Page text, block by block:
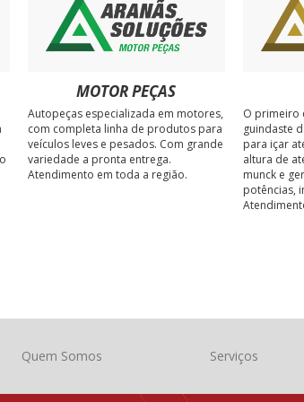
MOTOR PEÇAS
Autopeças especializada em motores,
com completa linha de produtos para
veículos leves e pesados. Com grande
variedade a pronta entrega.
Atendimento em toda a região.
O primeiro
guindaste
para içar
altura de
munck e
potências,
Quem Somos Serviços